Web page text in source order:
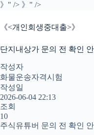
》" /> 》" />본
으
건
너
기
《<개인회생중대출>》
단지내상가 문의 전 확인
작성자
화물운송자격시험
작성일
2026-06-04 22:13
조회
10
주식유튜버 문의 전 확인